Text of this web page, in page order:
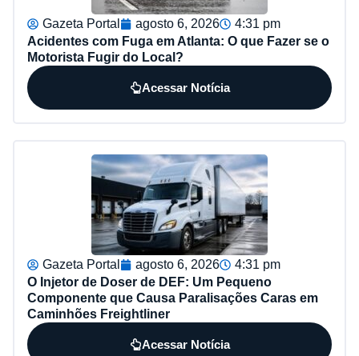
Gazeta Portal agosto 6, 2026
4:31 pm
Acidentes com Fuga em Atlanta: O que Fazer se o
Motorista Fugir do Local?
Acessar Notícia
Gazeta Portal agosto 6, 2026
4:31 pm
O Injetor de Doser de DEF: Um Pequeno
Componente que Causa Paralisações Caras em
Caminhões Freightliner
Acessar Notícia